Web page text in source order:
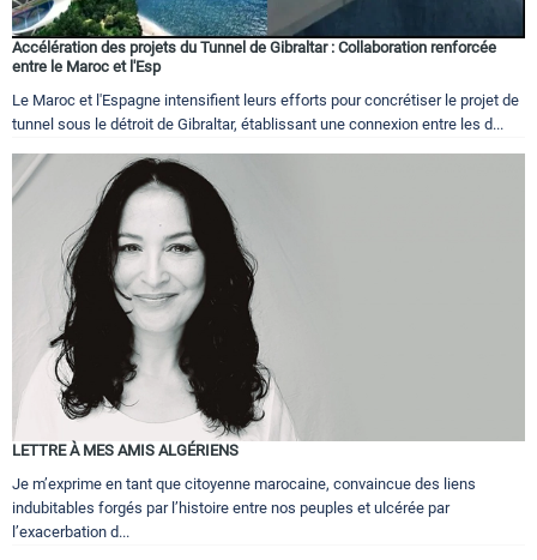
Accélération des projets du Tunnel de Gibraltar : Collaboration renforcée
entre le Maroc et l'Esp
Le Maroc et l'Espagne intensifient leurs efforts pour concrétiser le projet de
tunnel sous le détroit de Gibraltar, établissant une connexion entre les d...
LETTRE À MES AMIS ALGÉRIENS
Je m’exprime en tant que citoyenne marocaine, convaincue des liens
indubitables forgés par l’histoire entre nos peuples et ulcérée par
l’exacerbation d...